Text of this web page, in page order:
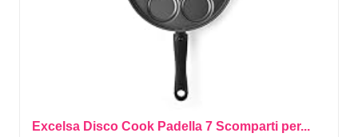
Excelsa Disco Cook Padella 7 Scomparti per...